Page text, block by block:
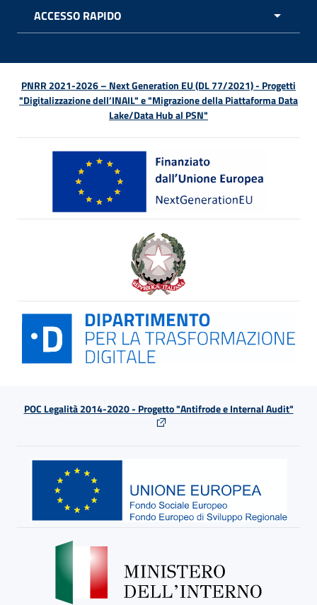
ACCESSO RAPIDO
PNRR 2021-2026 – Next Generation EU (DL 77/2021) - Progetti
"Digitalizzazione dell’INAIL" e "Migrazione della Piattaforma Data
Lake/Data Hub al PSN"
POC Legalità 2014-2020 - Progetto "Antifrode e Internal Audit"